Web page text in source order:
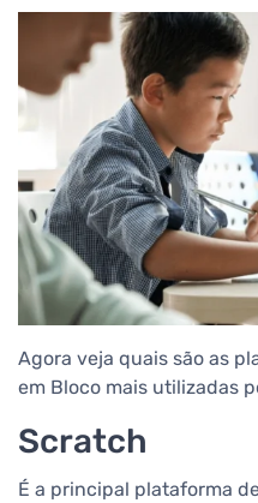
Agora veja quais são as
em Bloco mais utilizadas
Scratch
É a principal plataforma